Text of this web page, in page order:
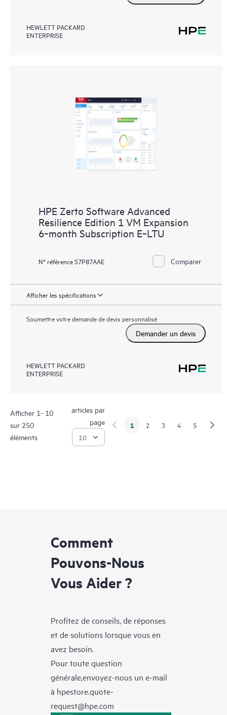
HEWLETT PACKARD
ENTERPRISE
HPE Zerto Software Advanced
Resilience Edition 1 VM Expansion
6‑month Subscription E‑LTU
N° référence S7P87AAE Comparer
Afficher les spécifications
Soumettre votre demande de devis personnalisé
Demander un devis
HEWLETT PACKARD
ENTERPRISE
Afficher 1- 10
sur 250
éléments
articles par
page
1 2 3 4 5
Comment
Pouvons-Nous
Vous Aider ?
Profitez de conseils, de réponses
et de solutions lorsque vous en
avez besoin.
Pour toute question
générale,envoyez-nous un e-mail
à hpestore.quote-
request@hpe.com